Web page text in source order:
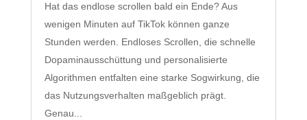
Hat das endlose scrollen bald ein Ende? Aus
wenigen Minuten auf TikTok können ganze
Stunden werden. Endloses Scrollen, die schnelle
Dopaminausschüttung und personalisierte
Algorithmen entfalten eine starke Sogwirkung, die
das Nutzungsverhalten maßgeblich prägt.
Genau...